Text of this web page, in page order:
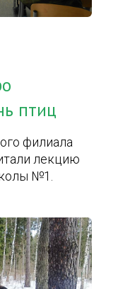
птиц
филиала
лекцию
№1.